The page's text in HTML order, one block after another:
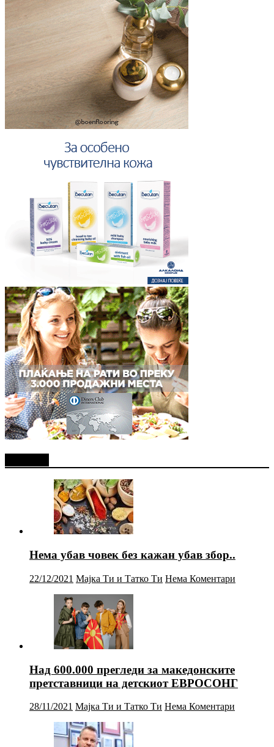
Нема убав човек без кажан убав збор..
22/12/2021 Мајка Ти и Татко Ти Нема Коментари
Над 600.000 прегледи за македонските
претставници на детскиот ЕВРОСОНГ
28/11/2021 Мајка Ти и Татко Ти Нема Коментари